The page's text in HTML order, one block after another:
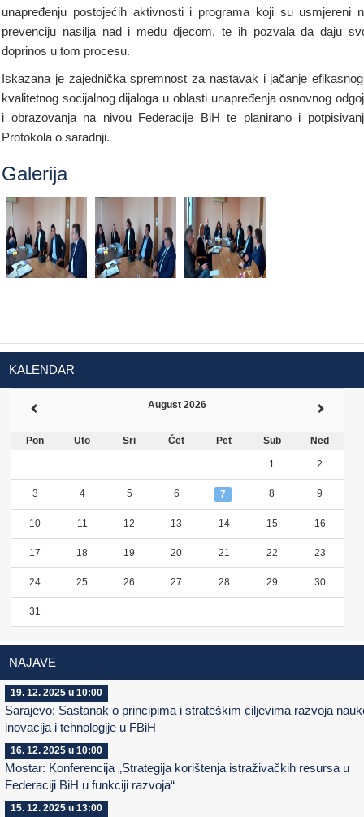
unapređenju postojećih aktivnosti i programa koji su usmjereni
prevenciju nasilja nad i među djecom, te ih pozvala da daju
doprinos u tom procesu.
Iskazana je zajednička spremnost za nastavak i jačanje
kvalitetnog socijalnog dijaloga u oblasti unapređenja osnovnog
i obrazovanja na nivou Federacije BiH te planirano i
Protokola o saradnji.
Galerija
KALENDAR
August 2026
Pon Uto Sri Čet Pet Sub Ned
1 2
3 4 5 6 7 8 9
10 11 12 13 14 15 16
17 18 19 20 21 22 23
24 25 26 27 28 29 30
31
NAJAVE
19. 12. 2025 u 10:00
Sarajevo: Sastanak o principima i strateškim ciljevima razvoja
inovacija i tehnologije u FBiH
16. 12. 2025 u 10:00
Mostar: Konferencija „Strategija korištenja istraživačkih resursa u
Federaciji BiH u funkciji razvoja“
15. 12. 2025 u 13:00